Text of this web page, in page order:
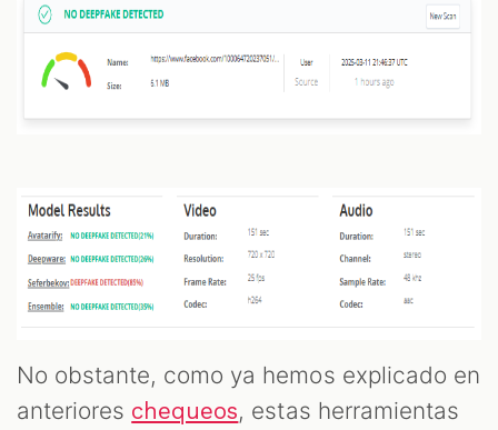
No obstante, como ya hemos explicado en
anteriores chequeos, estas herramientas